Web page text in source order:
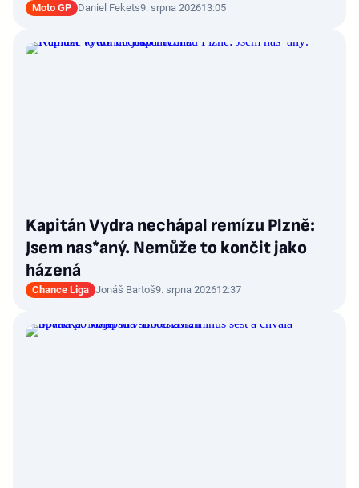
Moto GP Daniel Fekets9. srpna 202613:05
Kapitán Vydra nechápal remízu Plzně:
Jsem nas*aný. Nemůže to končit jako
házená
Chance Liga Jonáš Bartoš9. srpna 202612:37